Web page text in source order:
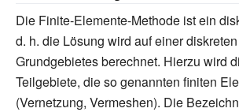
Die Finite-Elemente-Methode ist ein
d. h. die Lösung wird auf einer
Grundgebietes berechnet. Hierzu wird
Teilgebiete, die so genannten finiten
(Vernetzung, Vermeshen). Die